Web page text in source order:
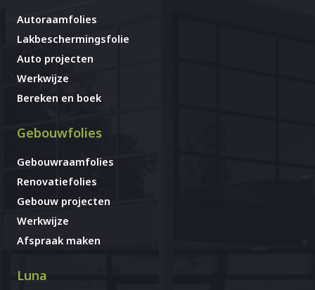
Autoraamfolies
Lakbeschermingsfolie
Auto projecten
Werkwijze
Bereken en boek
Gebouwfolies
Gebouwraamfolies
Renovatiefolies
Gebouw projecten
Werkwijze
Afspraak maken
Luna